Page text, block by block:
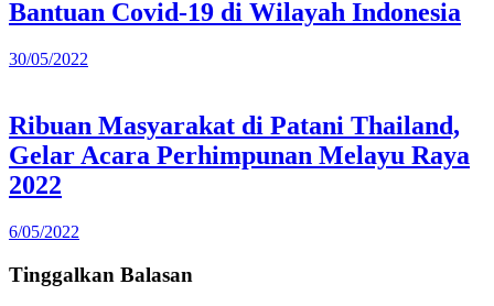
Bantuan Covid-19 di Wilayah Indonesia
30/05/2022
Ribuan Masyarakat di Patani Thailand,
Gelar Acara Perhimpunan Melayu Raya
2022
6/05/2022
Tinggalkan Balasan